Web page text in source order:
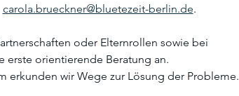
carola.brueckner@bluetezeit-berlin.de.
oder Elternrollen sowie bei
erste orientierende Beratung an.
erkunden wir Wege zur Lösung der Probleme.